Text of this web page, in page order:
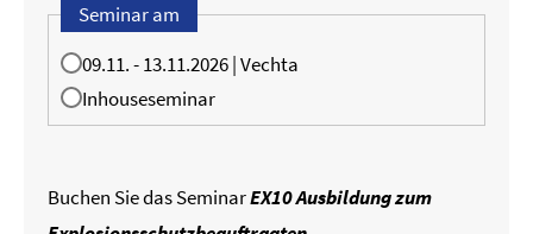
Seminar am
09.11. - 13.11.2026 | Vechta
Inhouseseminar
Buchen Sie das SeminarEX10 Ausbildung zum